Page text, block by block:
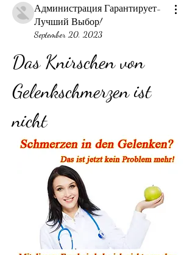
Администрация Гарантирует-
Лучший Выбор!
September 20, 2023
Das Knirschen von
Gelenkschmerzen ist
nicht